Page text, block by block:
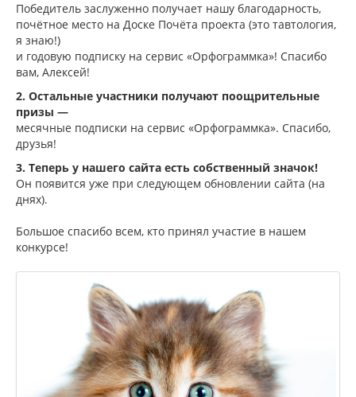
Победитель заслуженно получает нашу благодарность,
почётное место на Доске Почёта проекта (это тавтология,
я знаю!)
и годовую подписку на сервис «Орфограммка»! Спасибо
вам, Алексей!
2. Остальные участники получают поощрительные
призы —
месячные подписки на сервис «Орфограммка». Спасибо,
друзья!
3. Теперь у нашего сайта есть собственный значок!
Он появится уже при следующем обновлении сайта (на
днях).
Большое спасибо всем, кто принял участие в нашем
конкурсе!